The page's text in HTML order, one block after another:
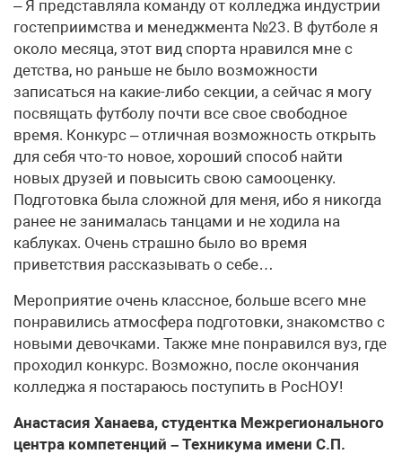
– Я представляла команду от колледжа индустрии
гостеприимства и менеджмента №23. В футболе я
около месяца, этот вид спорта нравился мне с
детства, но раньше не было возможности
записаться на какие-либо секции, а сейчас я могу
посвящать футболу почти все свое свободное
время. Конкурс – отличная возможность открыть
для себя что-то новое, хороший способ найти
новых друзей и повысить свою самооценку.
Подготовка была сложной для меня, ибо я никогда
ранее не занималась танцами и не ходила на
каблуках. Очень страшно было во время
приветствия рассказывать о себе…
Мероприятие очень классное, больше всего мне
понравились атмосфера подготовки, знакомство с
новыми девочками. Также мне понравился вуз, где
проходил конкурс. Возможно, после окончания
колледжа я постараюсь поступить в РосНОУ!
Анастасия Ханаева, студентка Межрегионального
центра компетенций – Техникума имени С.П.